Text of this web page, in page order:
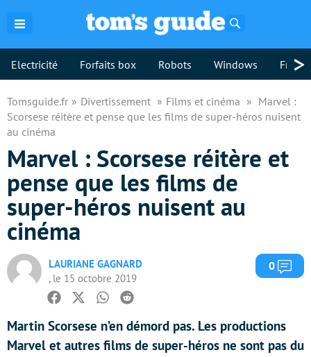
Electricité Forfaits box Robots Windows >
Tomsguide.fr Divertissement Films et cinéma
Marvel :
Scorsese réitère et pense que les films de super-héros nuisent
au cinéma
Marvel : Scorsese réitère et
pense que les films de
super-héros nuisent au
cinéma
LAURIANE GAGNARD
, le 15 octobre 2019
0
Facebook
TwitterWhatsapp
Reddit
Martin Scorsese n’en démord pas. Les productions
Marvel et autres films de super-héros ne sont pas du